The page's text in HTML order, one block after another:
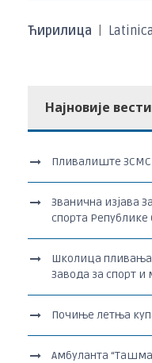
Ћирилица Latinica
Најновије вести
Пливалиште
Званична изјава
спорта Републике
Школица
Завода за спорт
Почиње летња
Амбуланта